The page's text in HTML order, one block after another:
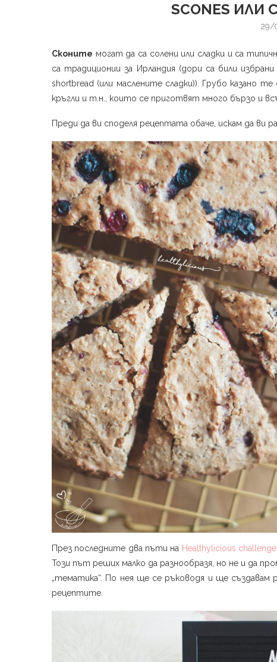
SCONES
29/
Сконите могат да са солени или сладки и са
са традиционии за Ирландия (дори са били
shortbread (или маслените сладки)). Грубо казано
кръгли и т.н., които се приготвят много бързо и
Преди да ви споделя рецептата обаче, искам да ви
През последните два пъти на Healthylicious challenge
Този път реших малко да разнообразя, но не и да
„тематика“. По нея ще се ръководя и ще
рецептите.